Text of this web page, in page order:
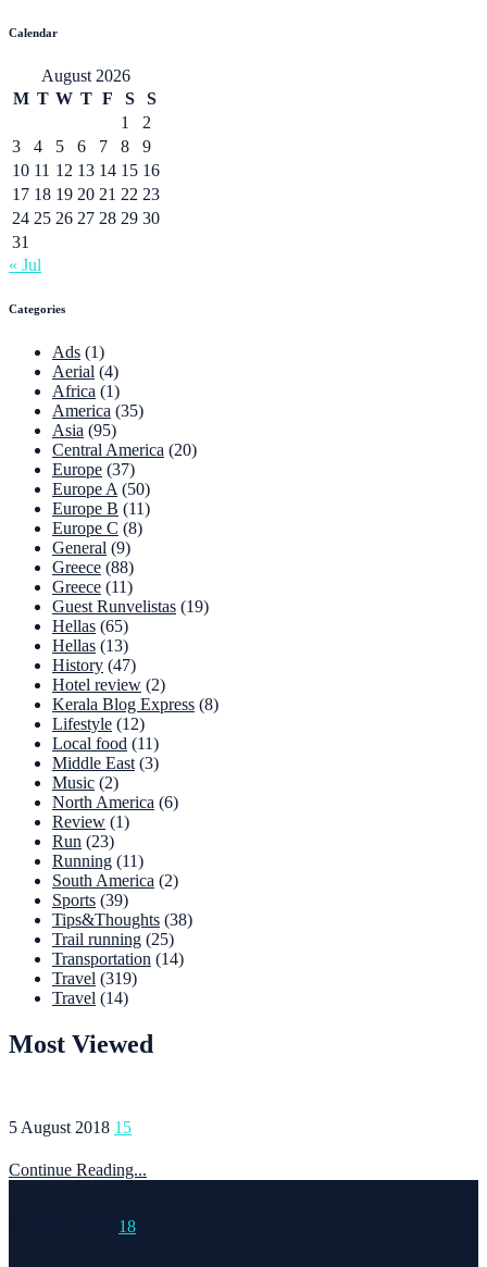
Calendar
August 2026
M T W T F S
S
1
2
3
4 5 6 7 8
9
10 11 12 13 14 15 16
17 18 19 20 21 22 23
24 25 26 27 28 29 30
31
« Jul
Categories
Ads (1)
Aerial (4)
Africa (1)
America (35)
Asia (95)
Central America (20)
Europe (37)
Europe A (50)
Europe B (11)
Europe C (8)
General (9)
Greece (88)
Greece (11)
Guest Runvelistas (19)
Hellas (65)
Hellas (13)
History (47)
Hotel review (2)
Kerala Blog Express (8)
Lifestyle (12)
Local food (11)
Middle East (3)
Music (2)
North America (6)
Review (1)
Run (23)
Running (11)
South America (2)
Sports (39)
Tips&Thoughts (38)
Trail running (25)
Transportation (14)
Travel (319)
Travel (14)
Most Viewed
5 August 2018 15
Continue Reading...
18